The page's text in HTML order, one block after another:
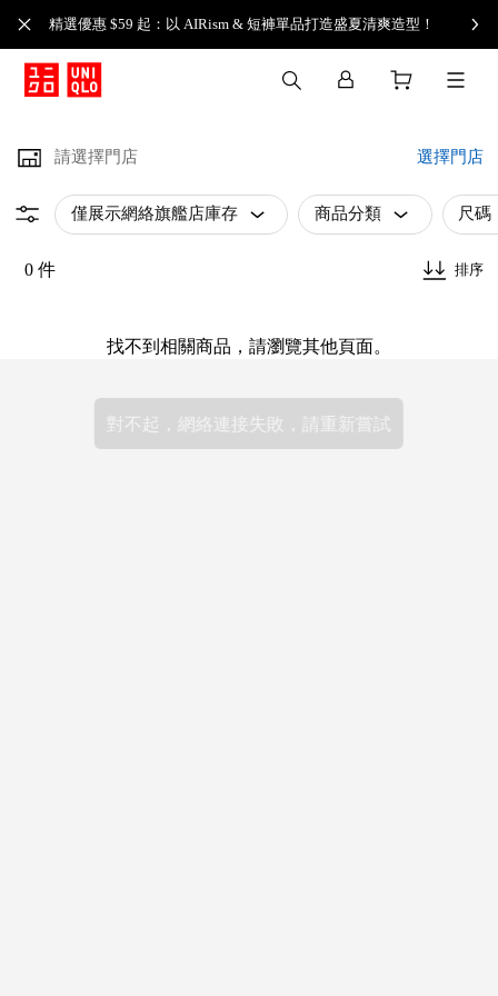
精選優惠 $59 起：以 AIRism & 短褲單品打造盛夏清爽造型！
請選擇門店 選擇門店
僅展示網絡旗艦店庫存 商品分類 尺碼
0 件 排序
找不到相關商品，請瀏覽其他頁面。